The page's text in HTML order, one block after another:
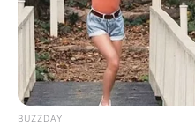
d de Baalje.
Friesenbad in Emden
dieser Therme bei
Wellness frische
Beispiel ein
BUZZDAY